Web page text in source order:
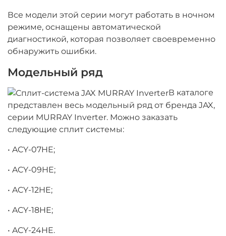
Все модели этой серии могут работать в ночном
режиме, оснащены автоматической
диагностикой, которая позволяет своевременно
обнаружить ошибки.
Модельный ряд
В каталоге
представлен весь модельный ряд от бренда JAX,
серии MURRAY Inverter. Можно заказать
следующие сплит системы:
• ACY-07HE;
• ACY-09HE;
• ACY-12HE;
• ACY-18HE;
• ACY-24HE.